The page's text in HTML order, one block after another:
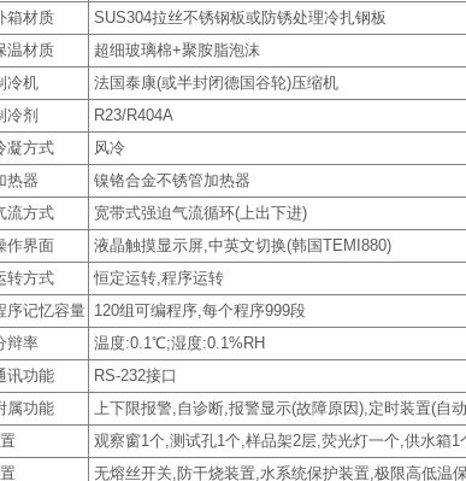
箱材质
SUS304拉丝不锈钢板或防锈处理冷扎钢板
温材质
超细玻璃棉+聚胺脂泡沫
冷机
法国泰康(或半封闭德国谷轮)压缩机
冷剂
R23/R404A
凝方式
风冷
热器
镍铬合金不锈管加热器
流方式
宽带式强迫气流循环(上出下进)
作界面
液晶触摸显示屏,中英文切换(韩国TEMI880)
转方式
恒定运转,程序运转
序记忆容量 120组可编程序,每个程序999段
辩率
温度:0.1℃;湿度:0.1%RH
讯功能
RS-232接口
属功能
上下限报警,自诊断,报警显示(故障原因),定时装置(自
观察窗1个,测试孔1个,样品架2层,荧光灯一个,供水箱1
无熔丝开关,防干烧装置,水系统保护装置,极限高低温